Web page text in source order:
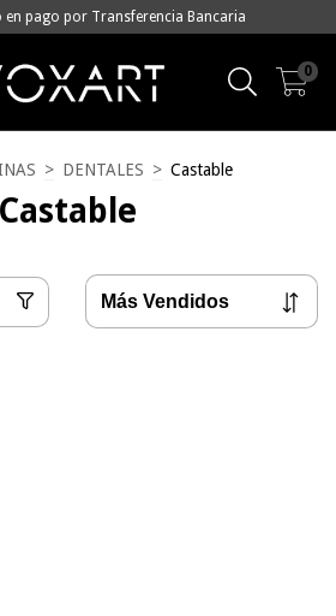
en pago por Transferencia Bancaria
0
> DENTALES > Castable
Castable